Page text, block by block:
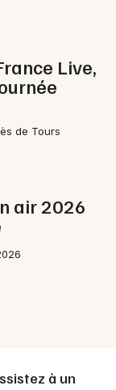
Live,
de Tours
air 2026
à un